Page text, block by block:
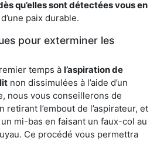
qu’elles sont détectées vous en
paix durable.
pour exterminer les
temps à l’aspiration de
non dissimulées à l’aide d’un
nous vous conseillerons de
retirant l’embout de l’aspirateur, et
mi-bas en faisant un faux-col au
Ce procédé vous permettra